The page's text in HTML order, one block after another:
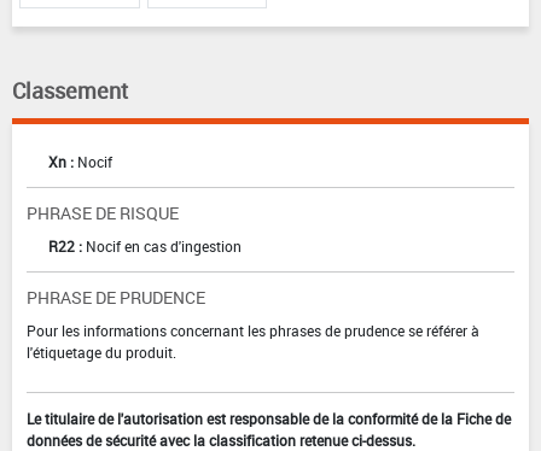
Classement
Xn : Nocif
PHRASE DE RISQUE
R22 : Nocif en cas d'ingestion
PHRASE DE PRUDENCE
Pour les informations concernant les phrases de prudence se référer à
l'étiquetage du produit.
Le titulaire de l'autorisation est responsable de la conformité de la Fiche de
données de sécurité avec la classification retenue ci-dessus.